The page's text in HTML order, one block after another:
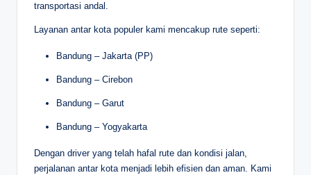
transportasi andal.
Layanan antar kota populer kami mencakup rute seperti:
Bandung – Jakarta (PP)
Bandung – Cirebon
Bandung – Garut
Bandung – Yogyakarta
Dengan driver yang telah hafal rute dan kondisi jalan,
perjalanan antar kota menjadi lebih efisien dan aman. Kami